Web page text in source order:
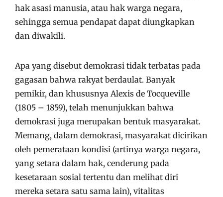
hak asasi manusia, atau hak warga negara,
sehingga semua pendapat dapat diungkapkan
dan diwakili.
Apa yang disebut demokrasi tidak terbatas pada
gagasan bahwa rakyat berdaulat. Banyak
pemikir, dan khususnya Alexis de Tocqueville
(1805 – 1859), telah menunjukkan bahwa
demokrasi juga merupakan bentuk masyarakat.
Memang, dalam demokrasi, masyarakat dicirikan
oleh pemerataan kondisi (artinya warga negara,
yang setara dalam hak, cenderung pada
kesetaraan sosial tertentu dan melihat diri
mereka setara satu sama lain), vitalitas